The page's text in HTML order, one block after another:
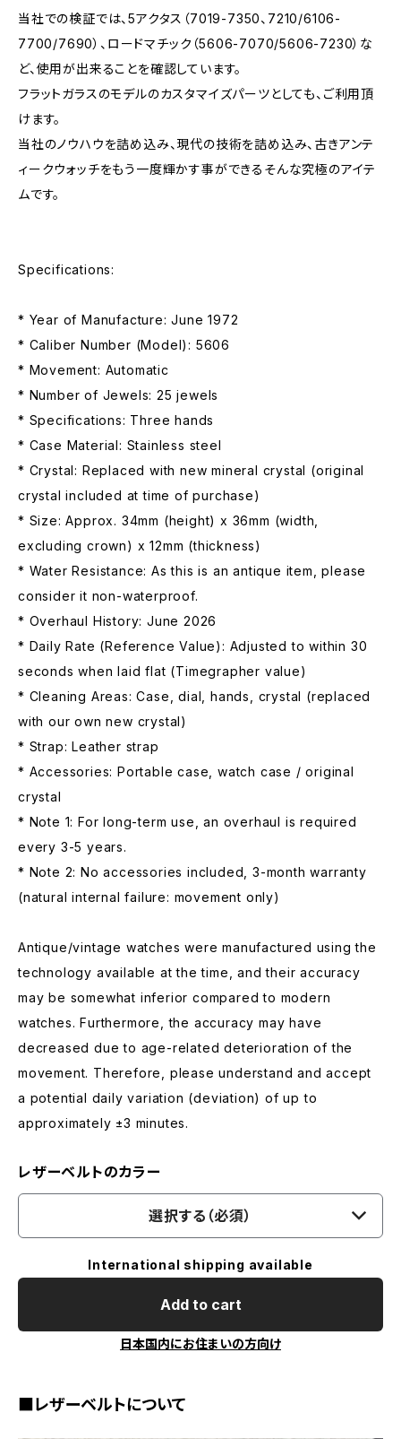
当社での検証では、5アクタス（7019-7350、7210/6106-
7700/7690）、ロードマチック（5606-7070/5606-7230）な
ど、使用が出来ることを確認しています。
フラットガラスのモデルのカスタマイズパーツとしても、ご利用頂
けます。
当社のノウハウを詰め込み、現代の技術を詰め込み、古きアンテ
ィークウォッチをもう一度輝かす事ができるそんな究極のアイテ
ムです。
Specifications:
* Year of Manufacture: June 1972
* Caliber Number (Model): 5606
* Movement: Automatic
* Number of Jewels: 25 jewels
* Specifications: Three hands
* Case Material: Stainless steel
* Crystal: Replaced with new mineral crystal (original
crystal included at time of purchase)
* Size: Approx. 34mm (height) x 36mm (width,
excluding crown) x 12mm (thickness)
* Water Resistance: As this is an antique item, please
consider it non-waterproof.
* Overhaul History: June 2026
* Daily Rate (Reference Value): Adjusted to within 30
seconds when laid flat (Timegrapher value)
* Cleaning Areas: Case, dial, hands, crystal (replaced
with our own new crystal)
* Strap: Leather strap
* Accessories: Portable case, watch case / original
crystal
* Note 1: For long-term use, an overhaul is required
every 3-5 years.
* Note 2: No accessories included, 3-month warranty
(natural internal failure: movement only)
Antique/vintage watches were manufactured using the
technology available at the time, and their accuracy
may be somewhat inferior compared to modern
watches. Furthermore, the accuracy may have
decreased due to age-related deterioration of the
movement. Therefore, please understand and accept
a potential daily variation (deviation) of up to
approximately ±3 minutes.
レザーベルトのカラー
選択する（必須）
International shipping available
Add to cart
日本国内にお住まいの方向け
■レザーベルトについて